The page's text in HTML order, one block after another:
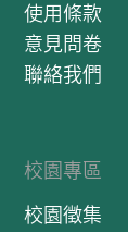
使用條款
意見問卷
聯絡我們
校園專區
校園徵集